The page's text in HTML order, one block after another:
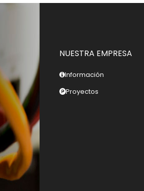
NUESTRA EMPRESA
Información
Proyectos